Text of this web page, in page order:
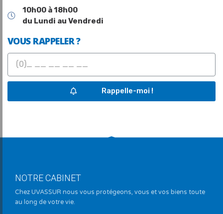
10h00 à 18h00
du Lundi au Vendredi
VOUS RAPPELER ?
Rappelle-moi !
NOTRE CABINET
Chez UVASSUR nous vous protégeons, vous et vos biens toute
au long de votre vie.